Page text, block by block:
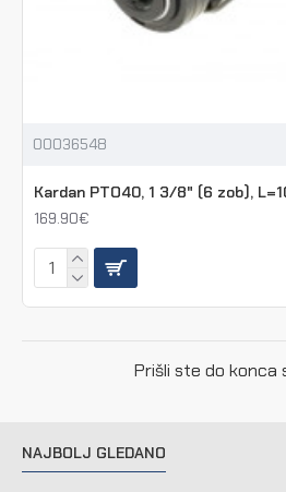
00036548
Kardan PTO40, 1 3/8" (6 zob),
169.90€
Prišli ste do konca
NAJBOLJ GLEDANO